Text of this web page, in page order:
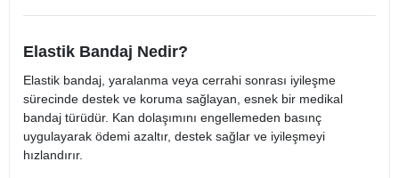
Elastik Bandaj Nedir?
Elastik bandaj, yaralanma veya cerrahi sonrası iyileşme
sürecinde destek ve koruma sağlayan, esnek bir medikal
bandaj türüdür. Kan dolaşımını engellemeden basınç
uygulayarak ödemi azaltır, destek sağlar ve iyileşmeyi
hızlandırır.